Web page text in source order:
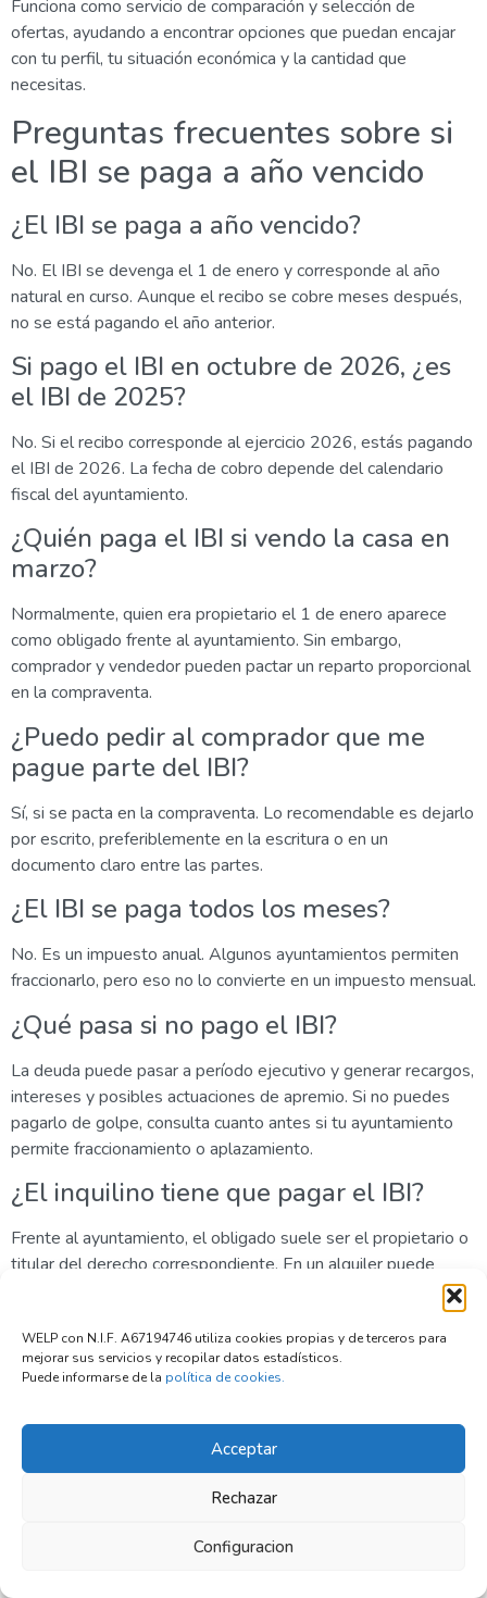
WELP con N.I.F. A67194746 utiliza cookies propias y de terceros para
mejorar sus servicios y recopilar datos estadísticos.
Puede informarse de la política de cookies.
Acceptar
Rechazar
Configuracion
Funciona como servicio de comparación y selección de
ofertas, ayudando a encontrar opciones que puedan encajar
con tu perfil, tu situación económica y la cantidad que
necesitas.
Preguntas frecuentes sobre si
el IBI se paga a año vencido
¿El IBI se paga a año vencido?
No. El IBI se devenga el 1 de enero y corresponde al año
natural en curso. Aunque el recibo se cobre meses después,
no se está pagando el año anterior.
Si pago el IBI en octubre de 2026, ¿es
el IBI de 2025?
No. Si el recibo corresponde al ejercicio 2026, estás pagando
el IBI de 2026. La fecha de cobro depende del calendario
fiscal del ayuntamiento.
¿Quién paga el IBI si vendo la casa en
marzo?
Normalmente, quien era propietario el 1 de enero aparece
como obligado frente al ayuntamiento. Sin embargo,
comprador y vendedor pueden pactar un reparto proporcional
en la compraventa.
¿Puedo pedir al comprador que me
pague parte del IBI?
Sí, si se pacta en la compraventa. Lo recomendable es dejarlo
por escrito, preferiblemente en la escritura o en un
documento claro entre las partes.
¿El IBI se paga todos los meses?
No. Es un impuesto anual. Algunos ayuntamientos permiten
fraccionarlo, pero eso no lo convierte en un impuesto mensual.
¿Qué pasa si no pago el IBI?
La deuda puede pasar a período ejecutivo y generar recargos,
intereses y posibles actuaciones de apremio. Si no puedes
pagarlo de golpe, consulta cuanto antes si tu ayuntamiento
permite fraccionamiento o aplazamiento.
¿El inquilino tiene que pagar el IBI?
Frente al ayuntamiento, el obligado suele ser el propietario o
titular del derecho correspondiente. En un alquiler puede
pactarse otra cosa, pero debe estar recogido correctamente
¿Dónde miro cuándo se paga el IBI en
mi ciudad?
En la web del ayuntamiento, en la sede electrónica municipal
o en el calendario fiscal del año en curso. También puedes
revisar el recibo del año anterior si no ha cambiado el sistema
¿El valor de mercado de mi vivienda